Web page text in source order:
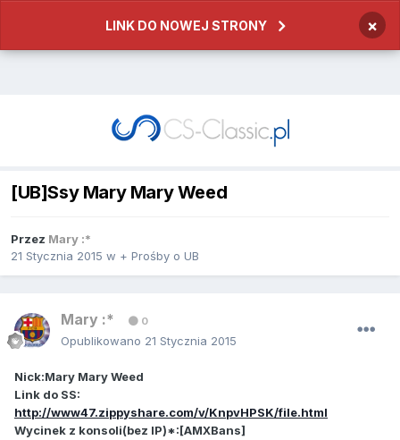
LINK DO NOWEJ STRONY ×
[UB]Ssy Mary Mary Weed
Przez Mary :*
21 Stycznia 2015 w + Prośby o UB
Mary :* 0
Opublikowano 21 Stycznia 2015
Nick:Mary Mary Weed
Link do SS:
http://www47.zippyshare.com/v/KnpvHPSK/file.html
Wycinek z konsoli(bez IP)*:[AMXBans]